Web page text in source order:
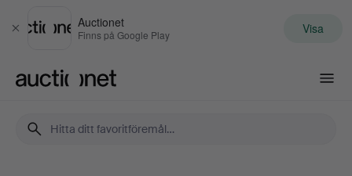
Stäng
Auctionet
Finns på Google Play Visa